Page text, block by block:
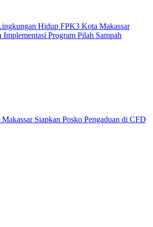
Hidup FPK3 Kota Makassar
Implementasi Program Pilah Sampah
Siapkan Posko Pengaduan di CFD